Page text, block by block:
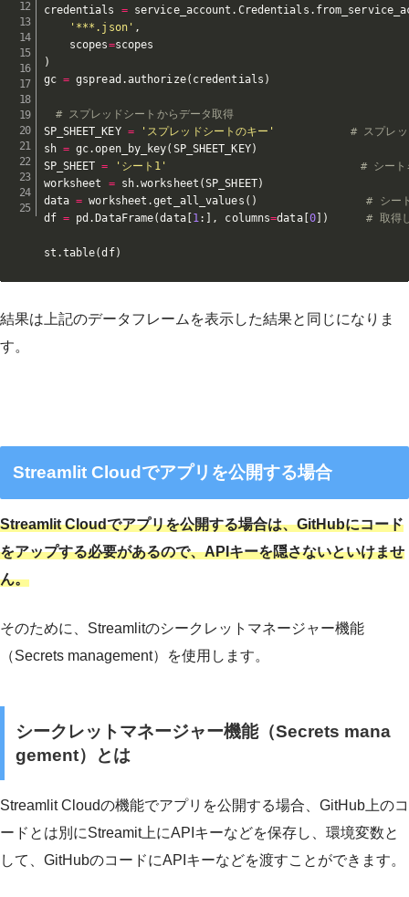
credentials = service_account . Credentials .
'***.json' ,
    scopes
=
)
gc = gspread .authorize( credentials )
# スプレッドシートからデータ取得
SP_SHEET_KEY = 'スプレッドシートのキー'
# スプレッ
sh = gc.open_by_key( SP_SHEET_KEY)
SP_SHEET = 'シート1'
# シート
worksheet = sh.worksheet (SP_SHEET)
data = worksheet .get_all_values ( )
# シー
df = pd .DataFrame(data[1: ] , columns=data[0] ) # 取得
st .table(df)
結果は上記のデータフレームを表示した結果と同じになりま
す。
Streamlit Cloudでアプリを公開する場合
Streamlit Cloudでアプリを公開する場合は、GitHubにコード
をアップする必要があるので、APIキーを隠さないといけませ
ん。
そのために、Streamlitのシークレットマネージャー機能
（Secrets management）を使用します。
シークレットマネージャー機能（Secrets mana
gement）とは
Streamlit Cloudの機能でアプリを公開する場合、GitHub上のコ
ードとは別にStreamit上にAPIキーなどを保存し、環境変数と
して、GitHubのコードにAPIキーなどを渡すことができます。